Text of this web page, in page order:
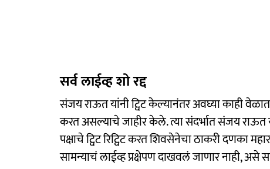
सर्व लाईव्ह शो रद्द
संजय राऊत यांनी ट्विट केल्यानंतर अवघ्या काही
करत असल्याचे जाहीर केले. त्या संदर्भात संजय राऊत
पक्षाचे ट्विट रिट्विट करत शिवसेनेचा ठाकरी दणका
सामन्याचं लाईव्ह प्रक्षेपण दाखवलं जाणार नाही, असे